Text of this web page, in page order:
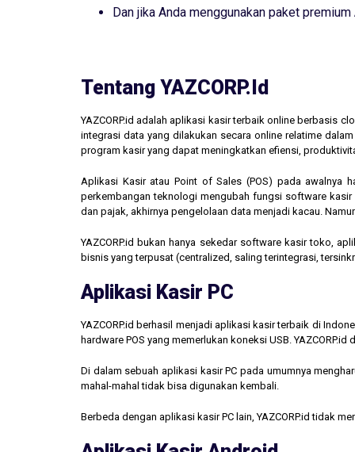
Dan jika Anda menggunakan paket premium
Tentang YAZCORP.id
YAZCORP.id adalah aplikasi kasir terbaik online berbasis
integrasi data yang dilakukan secara online relatime
program kasir yang dapat meningkatkan efiensi,
Aplikasi Kasir atau Point of Sales (POS) pada awalnya
perkembangan teknologi mengubah fungsi software
dan pajak, akhirnya pengelolaan data menjadi kacau.
YAZCORP.id bukan hanya sekedar software kasir toko,
bisnis yang terpusat (centralized, saling terintegrasi,
Aplikasi Kasir PC
YAZCORP.id berhasil menjadi aplikasi kasir terbaik di
hardware POS yang memerlukan koneksi USB.
Di dalam sebuah aplikasi kasir PC pada umumnya
mahal-mahal tidak bisa digunakan kembali.
Berbeda dengan aplikasi kasir PC lain, YAZCORP.id tidak